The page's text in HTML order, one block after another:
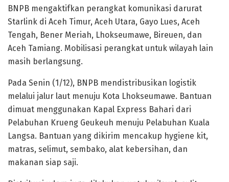
BNPB mengaktifkan perangkat komunikasi darurat
Starlink di Aceh Timur, Aceh Utara, Gayo Lues, Aceh
Tengah, Bener Meriah, Lhokseumawe, Bireuen, dan
Aceh Tamiang. Mobilisasi perangkat untuk wilayah lain
masih berlangsung.
Pada Senin (1/12), BNPB mendistribusikan logistik
melalui jalur laut menuju Kota Lhokseumawe. Bantuan
dimuat menggunakan Kapal Express Bahari dari
Pelabuhan Krueng Geukeuh menuju Pelabuhan Kuala
Langsa. Bantuan yang dikirim mencakup hygiene kit,
matras, selimut, sembako, alat kebersihan, dan
makanan siap saji.